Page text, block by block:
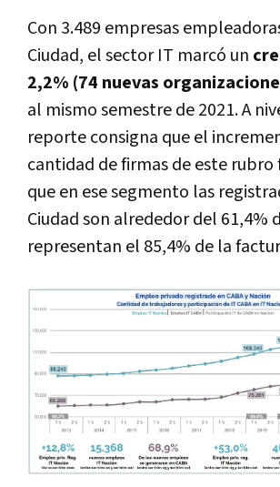
Con 3.489 empresas
Ciudad, el sector IT marcó un
2,2% (74 nuevas
al mismo semestre de 2021. A
reporte consigna que el
cantidad de firmas de este rubro
que en ese segmento las
Ciudad son alrededor del 61,4%
representan el 85,4% de la